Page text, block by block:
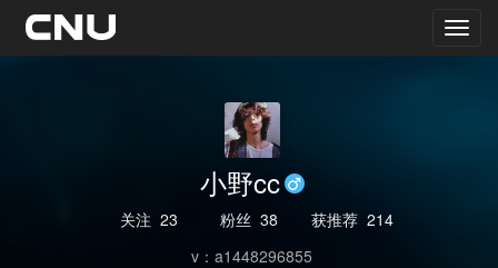
小野cc
关注 23 粉丝 38 获推荐 214
v：a1448296855